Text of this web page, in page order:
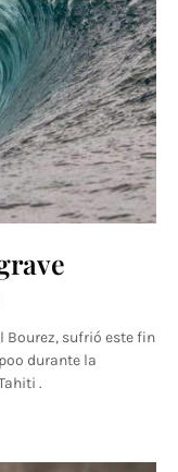
Bourez, sufrió este fin
durante la
.